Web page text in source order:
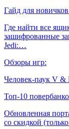
Гайд для
Где найти все
зашифрованные
Jedi:…
Обзоры игр:
Человек-паук V &
Топ-10
Обновленная
со скидкой